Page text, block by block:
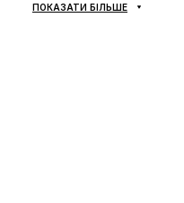
ПОКАЗАТИ БІЛЬШЕ